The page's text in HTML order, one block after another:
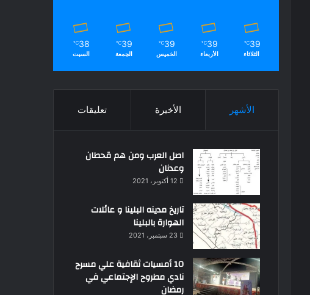
39
℃
الثلاثاء
39
℃
الأربعاء
39
℃
الخميس
39
℃
الجمعة
38
℃
السبت
الأشهر الأخيرة تعليقات
اصل العرب ومن هم قحطان
وعدنان
12 أكتوبر، 2021
تاريخ مدينه البلينا و عائلات
الهوارة بالبلينا
23 سبتمبر، 2021
10 أمسيات ثقافية علي مسرح
نادي مطروح الإجتماعي في
رمضان